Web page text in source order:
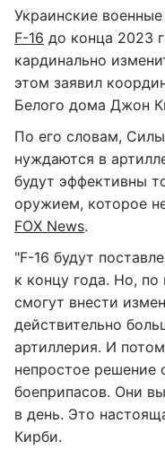
Украинские
F-16 до конца 2023
кардинально
этом заявил
Белого дома Джон
По его словам,
нуждаются в
будут эффективны
оружием, которое
FOX News.
"F-16 будут
к концу года. Но,
смогут внести
действительно
артиллерия. И
непростое решение
боеприпасов. Они
в день. Это
Кирби.